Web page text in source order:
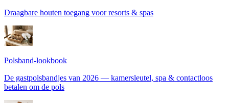
Draagbare houten toegang voor resorts & spas
Polsband-lookbook
De gastpolsbandjes van 2026 — kamersleutel, spa & contactloos
betalen om de pols